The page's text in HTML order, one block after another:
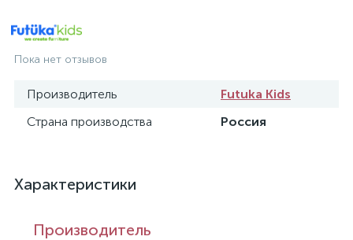
Пока нет отзывов
Производитель
Futuka Kids
Страна производства
Россия
Характеристики
Производитель